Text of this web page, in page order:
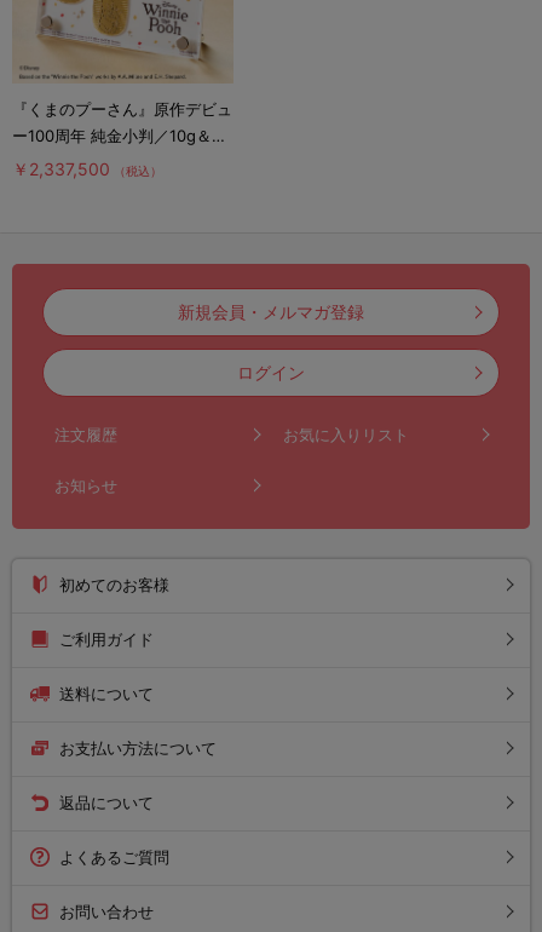
『くまのプーさん』原作デビュ
ー100周年 純金小判／10g＆
15gセット／ギャランティカー
￥2,337,500 （税込）
新規会員・メルマガ登録
ログイン
注文履歴 お気に入りリスト
お知らせ
初めてのお客様
ご利用ガイド
送料について
お支払い方法について
返品について
よくあるご質問
お問い合わせ